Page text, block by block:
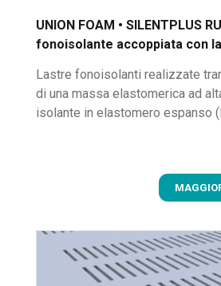
UNION FOAM • SILENTPLUS
fonoisolante accoppiata con
Lastre fonoisolanti realizzate
di una massa elastomerica ad
isolante in elastomero espanso